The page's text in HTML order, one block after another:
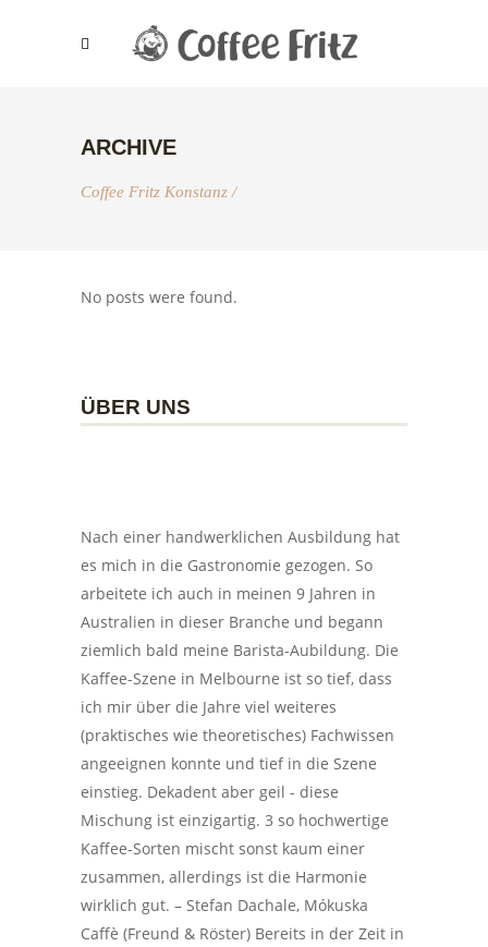
ARCHIVE
Coffee Fritz Konstanz /
No posts were found.
ÜBER UNS
Nach einer handwerklichen Ausbildung hat
es mich in die Gastronomie gezogen. So
arbeitete ich auch in meinen 9 Jahren in
Australien in dieser Branche und begann
ziemlich bald meine Barista-Aubildung. Die
Kaffee-Szene in Melbourne ist so tief, dass
ich mir über die Jahre viel weiteres
(praktisches wie theoretisches) Fachwissen
angeeignen konnte und tief in die Szene
einstieg. Dekadent aber geil - diese
Mischung ist einzigartig. 3 so hochwertige
Kaffee-Sorten mischt sonst kaum einer
zusammen, allerdings ist die Harmonie
wirklich gut. – Stefan Dachale, Mókuska
Caffè (Freund & Röster) Bereits in der Zeit in